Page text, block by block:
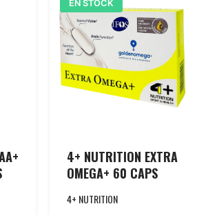
EN STOCK
4+ NUTRITION EXTRA
OMEGA+ 60 CAPS
4+ NUTRITION